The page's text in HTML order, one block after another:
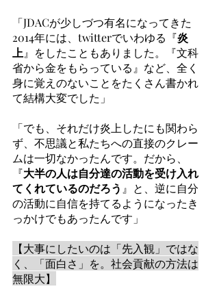
「JDACが少しづつ有名になってきた
2014年には、twitterでいわゆる『炎
上 』をしたこともありました。『文科
省から金をもらっている』など、全く
身に覚えのないことをたくさん書かれ
て結構大変でした」
「でも、それだけ炎上したにも関わら
ず、不思議と私たちへの直接のクレー
ムは一切なかったんです。だから、
『大半の人は自分達の活動を受け入れ
てくれているのだろう 』と、逆に自分
の活動に自信を持てるようになったき
っかけでもあったんです」
【大事にしたいのは「先入観」ではな
く、「面白さ」を。社会貢献の方法は
無限大】